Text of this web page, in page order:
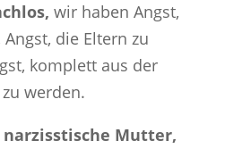
wir haben Angst,
die Eltern zu
komplett aus der
werden.
narzisstische Mutter,